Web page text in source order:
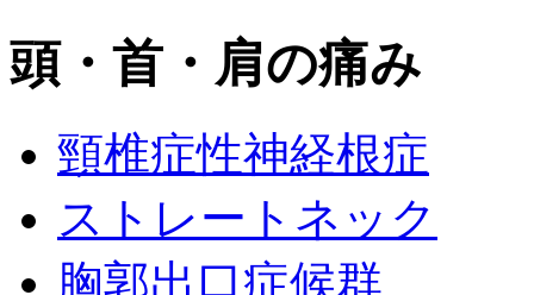
頭・首・肩の痛み
頸椎症性神経根症
ストレートネック
胸郭出口症候群